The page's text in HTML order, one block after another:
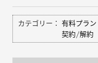
カテゴリー：
有料プラン
契約/解約